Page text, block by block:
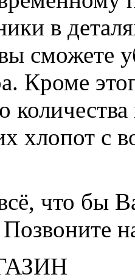
в
сможете
Кроме
хлопот с
что бы